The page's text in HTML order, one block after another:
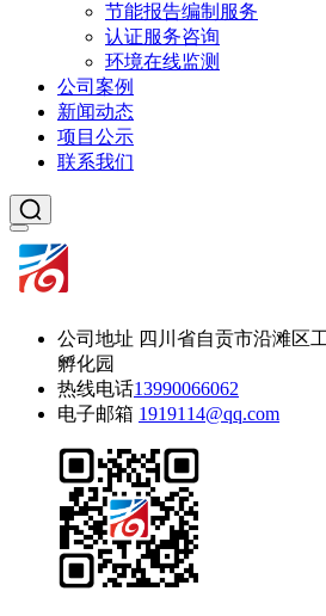
节能报告编制服务
认证服务咨询
环境在线监测
公司案例
新闻动态
项目公示
联系我们
公司地址 四川省自贡市沿滩区
孵化园
热线电话13990066062
电子邮箱 1919114@qq.com